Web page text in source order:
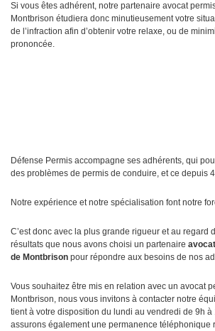
Si vous êtes adhérent, notre partenaire avocat
Montbrison étudiera donc minutieusement votre
de l’infraction afin d’obtenir votre relaxe, ou de
prononcée.
Défense Permis accompagne ses adhérents, qui
des problèmes de permis de conduire, et ce depuis
Notre expérience et notre spécialisation font notre
C’est donc avec la plus grande rigueur et au regard
résultats que nous avons choisi un partenaire
de Montbrison pour répondre aux besoins de nos
Vous souhaitez être mis en relation avec un avocat
Montbrison, nous vous invitons à contacter notre
tient à votre disposition du lundi au vendredi de 9h
assurons également une permanence téléphonique